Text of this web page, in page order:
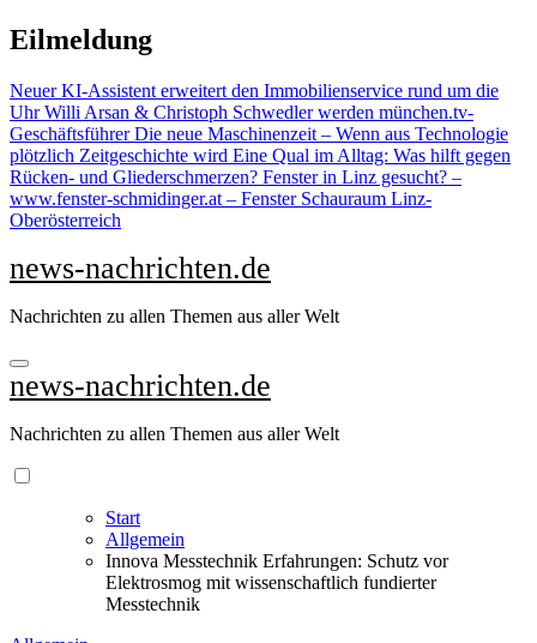
Zu
Inhalten
Eilmeldung
Neuer KI-Assistent erweitert den Immobilienservice rund um die
Uhr Willi Arsan & Christoph Schwedler werden münchen.tv-
Geschäftsführer Die neue Maschinenzeit – Wenn aus Technologie
plötzlich Zeitgeschichte wird Eine Qual im Alltag: Was hilft gegen
Rücken- und Gliederschmerzen? Fenster in Linz gesucht? –
www.fenster-schmidinger.at – Fenster Schauraum Linz-
Oberösterreich
news-nachrichten.de
Nachrichten zu allen Themen aus aller Welt
news-nachrichten.de
Nachrichten zu allen Themen aus aller Welt
Start
Allgemein
Innova Messtechnik Erfahrungen: Schutz vor
Elektrosmog mit wissenschaftlich fundierter
Messtechnik